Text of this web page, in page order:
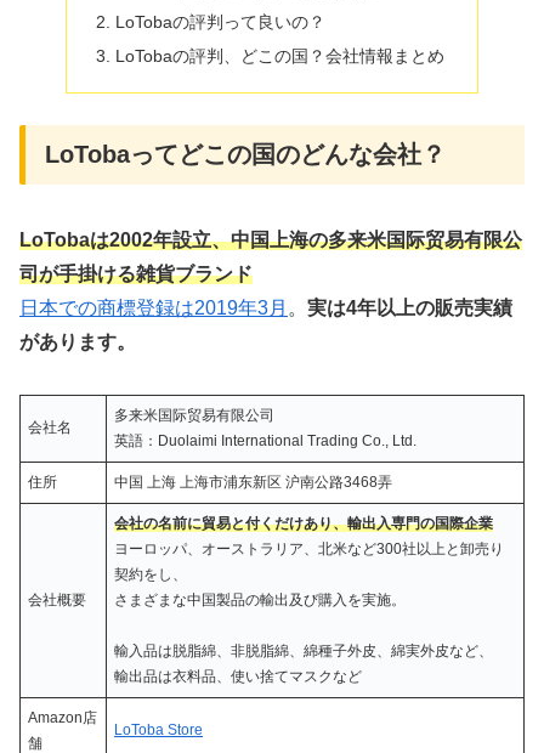
LoTobaの評判って良いの？
LoTobaの評判、どこの国？会社情報まとめ
LoTobaってどこの国のどんな会社？
LoTobaは2002年設立、中国上海の多来米国际贸易有限公
司が手掛ける雑貨ブランド
日本での商標登録は2019年3月 。 実は4年以上の販売実績
があります。
会社名
多来米国际贸易有限公司
英語：Duolaimi International Trading Co., Ltd.
住所 中国 上海 上海市浦东新区 沪南公路3468弄
会社概要
会社の名前に貿易と付くだけあり、輸出入専門の国際企業
ヨーロッパ、オーストラリア、北米など300社以上と卸売り
契約をし、
さまざまな中国製品の輸出及び購入を実施。
輸入品は脱脂綿、非脱脂綿、綿種子外皮、綿実外皮など、
輸出品は衣料品、使い捨てマスクなど
Amazon店
舗
LoToba Store